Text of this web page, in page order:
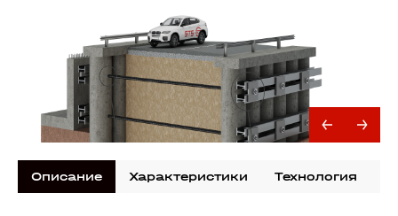
Описание Характеристики Технология